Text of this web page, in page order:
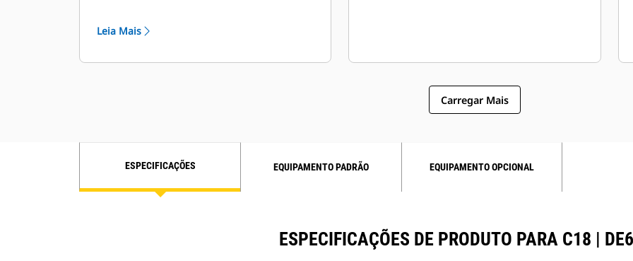
para requisitos específicos do cliente
Leia Mais
Carregar Mais
ESPECIFICAÇÕES EQUIPAMENTO PADRÃO EQUIPAMENTO OPCIONAL
ESPECIFICAÇÕES DE PRODUTO PARA C18 |